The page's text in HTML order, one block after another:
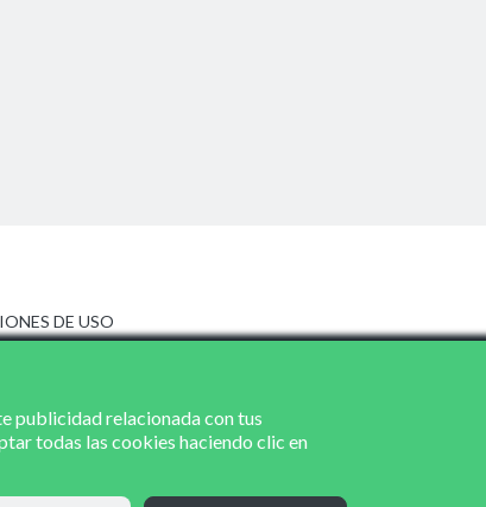
DE USO
DE COOKIES
publicidad relacionada con tus
todas las cookies haciendo clic en